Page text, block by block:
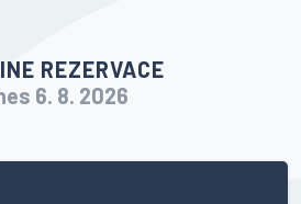
REZERVACE
6. 8. 2026